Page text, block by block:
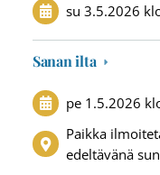
su 3.5.2026
Sanan ilta
pe 1.5.2026
Paikka
edeltävänä